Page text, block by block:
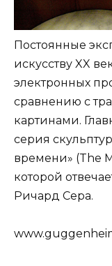
Постоянные
искусству XX
электронных
сравнению с
картинами.
серия
времени» (The
которой
Ричард Сера.